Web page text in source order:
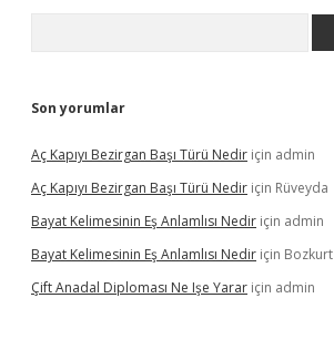
Son yorumlar
Aç Kapıyı Bezirgan Başı Türü Nedir için admin
Aç Kapıyı Bezirgan Başı Türü Nedir için Rüveyda
Bayat Kelimesinin Eş Anlamlısı Nedir için admin
Bayat Kelimesinin Eş Anlamlısı Nedir için Bozkurt
Çift Anadal Diploması Ne Işe Yarar için admin